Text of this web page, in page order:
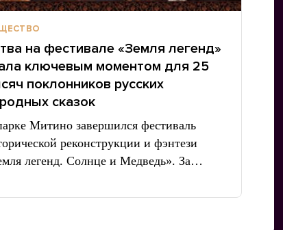
на фестивале «Земля легенд»
ключевым моментом для 25
поклонников русских
сказок
Митино завершился фестиваль
реконструкции и фэнтези
легенд. Солнце и Медведь». За…